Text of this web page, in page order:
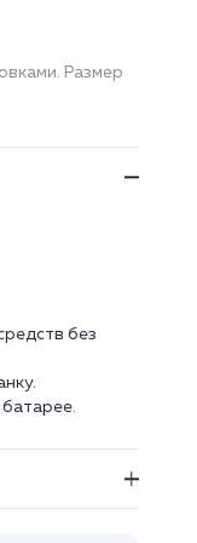
Размер
без